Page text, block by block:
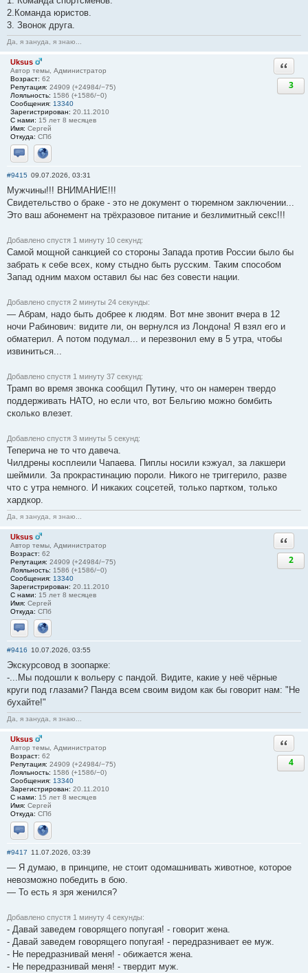
2.Команда юристов.
3. Звонок друга.
Да, я зануда, я знаю...
Uksus
Автор темы, Администратор
Возраст: 62
Репутация: 24909 (+24984/−75)
Лояльность: 1586 (+1586/−0)
Сообщения: 13340
Зарегистрирован: 20.11.2010
С нами: 15 лет 8 месяцев
Имя: Сергей
Откуда: СПб
Отправить личное сообщение
Сайт
3
#9415 09.07.2026, 03:31
Мужчины!!! ВНИМАНИЕ!!!
Свидетельство о браке - это не документ о тюремном заключении...
Это ваш абонемент на трёхразовое питание и безлимитный ceкс!!!
Добавлено спустя 1 минуту 10 секунд:
Самой мощной санкцией со стороны Запада против России было бы
забрать к себе всех, кому стыдно быть русским. Таким способом
Запад одним махом оставил бы нас без совести нации.
Добавлено спустя 2 минуты 24 секунды:
— Абрам, надо быть добрее к людям. Вот мне звонит вчера в 12
ночи Рабинович: видите ли, он вернулся из Лондона! Я взял его и
обматерил. А потом подумал... и перезвонил ему в 5 утра, чтобы
извиниться...
Добавлено спустя 1 минуту 37 секунд:
Трамп во время звонка сообщил Путину, что он намерен твердо
поддерживать НАТО, но если что, вот Бельгию можно бомбить
сколько влезет.
Добавлено спустя 3 минуты 5 секунд:
Теперича не то что давеча.
Чилдрены косплеили Чапаева. Пиплы носили кэжуал, за лакшери
шеймили. За прокрастинацию пороли. Никого не триггерило, разве
что с утра немного. И никаких соцсетей, только партком, только
хардкор.
Да, я зануда, я знаю...
Uksus
Автор темы, Администратор
Возраст: 62
Репутация: 24909 (+24984/−75)
Лояльность: 1586 (+1586/−0)
Сообщения: 13340
Зарегистрирован: 20.11.2010
С нами: 15 лет 8 месяцев
Имя: Сергей
Откуда: СПб
Отправить личное сообщение
Сайт
2
#9416 10.07.2026, 03:55
Экскурсовод в зоопарке:
-...Мы подошли к вольеру с пандой. Видите, какие у неё чёрные
круги под глазами? Панда всем своим видом как бы говорит нам: "Не
бухайте!"
Да, я зануда, я знаю...
Uksus
Автор темы, Администратор
Возраст: 62
Репутация: 24909 (+24984/−75)
Лояльность: 1586 (+1586/−0)
Сообщения: 13340
Зарегистрирован: 20.11.2010
С нами: 15 лет 8 месяцев
Имя: Сергей
Откуда: СПб
Отправить личное сообщение
Сайт
4
#9417 11.07.2026, 03:39
— Я думаю, в принципе, не стоит одомашнивать животное, которое
невозможно победить в бою.
— То есть я зря женился?
Добавлено спустя 1 минуту 4 секунды:
- Давай заведем говорящего попугая! - говорит жена.
- Давай заведем говорящего попугая! - передразнивает ее муж.
- Не передразнивай меня! - обижается жена.
- Не передразнивай меня! - твердит муж.